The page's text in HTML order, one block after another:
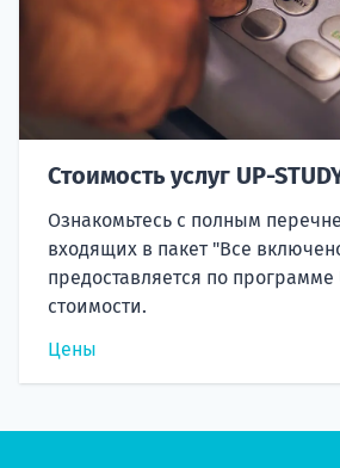
Стоимость услуг UP-
Ознакомьтесь с полным
входящих в пакет "Все
предоставляется по программе
стоимости.
Цены